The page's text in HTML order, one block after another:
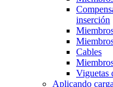
inserción
Cables
Viguetas
Aplicando